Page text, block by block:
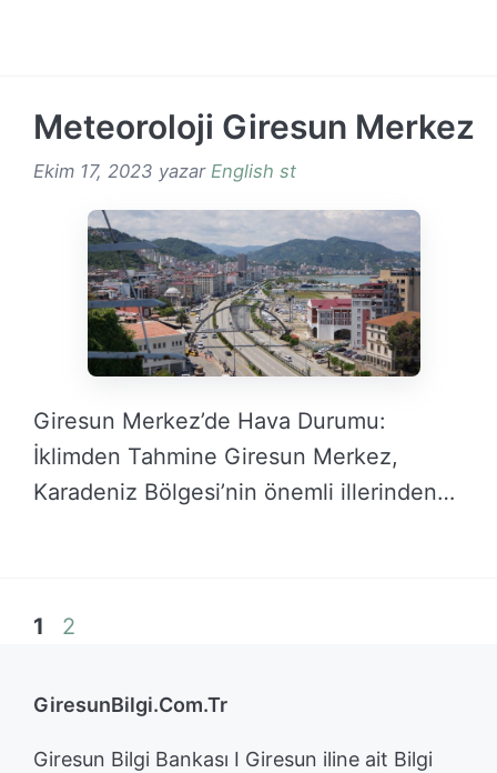
Meteoroloji Giresun Merkez
Ekim 17, 2023 yazar English st
Giresun Merkez’de Hava Durumu:
İklimden Tahmine Giresun Merkez,
Karadeniz Bölgesi’nin önemli illerinden
Sayfa
1 Sayfa
2
GiresunBilgi.Com.Tr
Giresun Bilgi Bankası I Giresun iline ait Bilgi